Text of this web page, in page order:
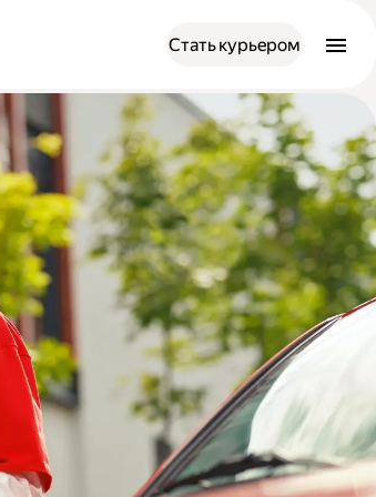
Стать курьером